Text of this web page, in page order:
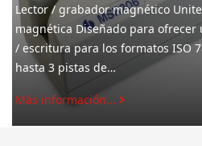
ACCESORIOS PARA
NOVIEMBRE 2016
Verifier 300 LC (Lexan Case) de
Technologies Captura
aseguran resultados acertados